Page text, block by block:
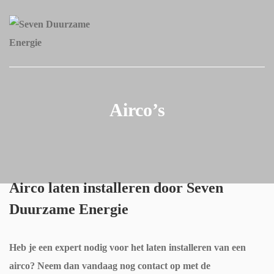
Airco’s
Airco laten installeren door Seven
Duurzame Energie
Heb je een expert nodig voor het laten installeren van een
airco? Neem dan vandaag nog contact op met de